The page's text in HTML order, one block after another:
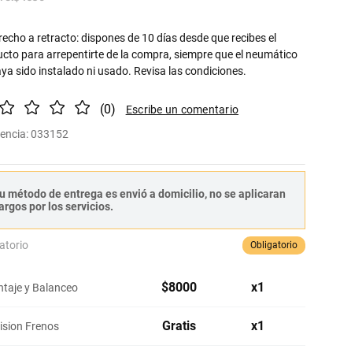
a retracto: dispones de 10 días desde que recibes el
para arrepentirte de la compra, siempre que el neumático
sido instalado ni usado. Revisa las condiciones.
(0)
:033152
método de entrega es envió a domicilio, no se aplicaran
por los servicios.
Obligatorio
y Balanceo $8000 x1
Frenos Gratis x1